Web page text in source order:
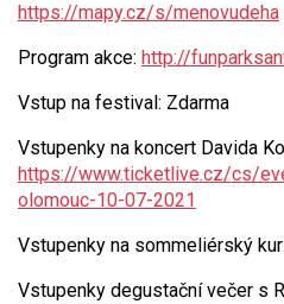
https://mapy.cz/s/menovudeha
Program akce: http://
Vstup na festival: Zdarma
Vstupenky na koncert Davida
https://www.ticketlive.cz/cs/
olomouc-10-07-2021
Vstupenky na sommeliérský
Vstupenky degustační večer s